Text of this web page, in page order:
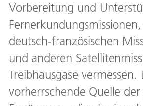
Vorbereitung und
deutsch-französischen
und anderen
Treibhausgase vermessen.
vorherrschende Quelle